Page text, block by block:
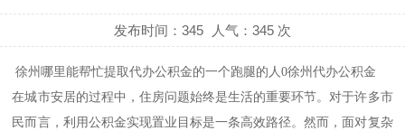
发布时间：345 人气： 345 次
徐州哪里能帮忙提取代办公积金的一个跑腿的人0徐州代办公积金
在城市安居的过程中，住房问题始终是生活的重要环节。对于许多市
民而言，利用公积金实现置业目标是一条高效路径。然而，面对复杂